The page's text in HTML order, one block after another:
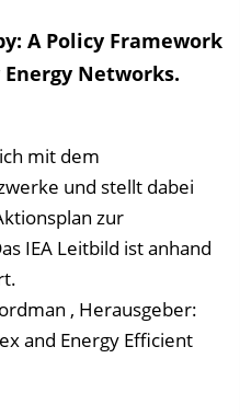
A Policy Framework
Networks.
mit dem
und stellt dabei
zur
IEA Leitbild ist anhand
, Herausgeber:
and Energy Efficient